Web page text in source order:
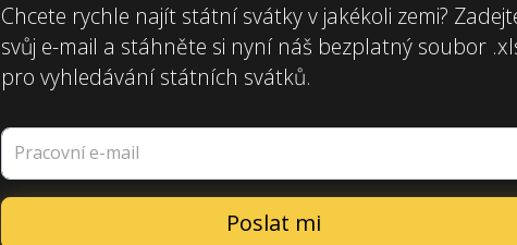
Chcete rychle najít státní svátky v jakékoli zemi?
svůj e-mail a stáhněte si nyní náš bezplatný soubor
pro vyhledávání státních svátků.
Pracovní e-mail